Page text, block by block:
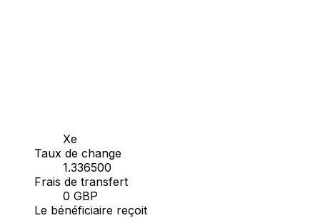
Xe
Taux de change
1.336500
Frais de transfert
0 GBP
Le bénéficiaire reçoit